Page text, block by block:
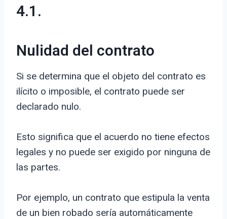
4.1.
Nulidad del contrato
Si se determina que el objeto del contrato es
ilícito o imposible, el contrato puede ser
declarado nulo.
Esto significa que el acuerdo no tiene efectos
legales y no puede ser exigido por ninguna de
las partes.
Por ejemplo, un contrato que estipula la venta
de un bien robado sería automáticamente